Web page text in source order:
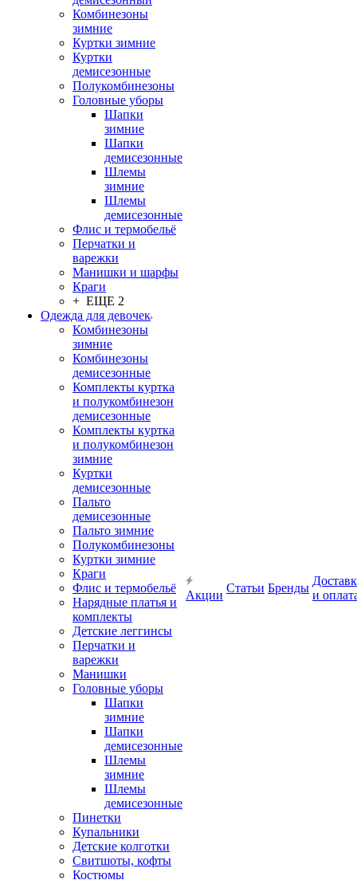
Комбинезоны
зимние
Куртки зимние
Куртки
демисезонные
Полукомбинезоны
Головные уборы
Шапки
зимние
Шапки
демисезонные
Шлемы
зимние
Шлемы
демисезонные
Флис и термобельё
Перчатки и
варежки
Манишки и шарфы
Краги
+ ЕЩЕ 2
Одежда для девочек
Комбинезоны
зимние
Комбинезоны
демисезонные
Комплекты куртка
и полукомбинезон
демисезонные
Комплекты куртка
и полукомбинезон
зимние
Куртки
демисезонные
Пальто
демисезонные
Пальто зимние
Полукомбинезоны
Куртки зимние
Краги
Флис и термобельё
Нарядные платья и
комплекты
Детские леггинсы
Перчатки и
варежки
Манишки
Головные уборы
Шапки
зимние
Шапки
демисезонные
Шлемы
зимние
Шлемы
демисезонные
Пинетки
Купальники
Детские колготки
Свитшоты, кофты
Костюмы
Акции
Статьи Бренды
и